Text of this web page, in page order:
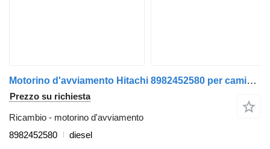
Motorino d'avviamento Hitachi 8982452580 per camion Isuzu N2R
Prezzo su richiesta
Ricambio - motorino d'avviamento
8982452580
diesel